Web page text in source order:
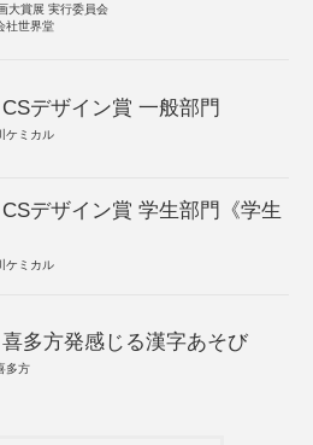
大賞展 実行委員会
社世界堂
デザイン賞 一般部門
ケミカル
デザイン賞 学生部門《学生
ケミカル
多方発感じる漢字あそび
多方